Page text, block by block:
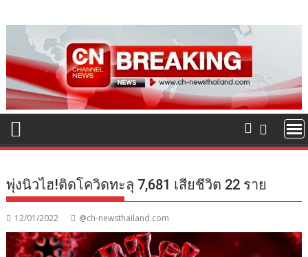
to
content
พุ่งนิวไฮ!ติดโควิดทะลุ 7,681 เสียชีวิต 22 ราย
12/01/2022 @ch-newsthailand.com